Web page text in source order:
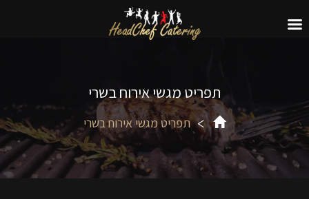
תפריט מגשי אירוח בשרי
תפריט מגשי אירוח בשרי